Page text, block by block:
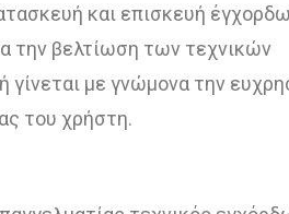
και επισκευή
την βελτίωση των τεχνικών
με γνώμονα την
του χρήστη.